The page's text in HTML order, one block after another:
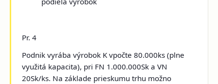
Pr. 4
Podnik vyrába výrobok K vpočte 80.000ks (plne
využitá kapacita), pri FN 1.000.000Sk a VN
20Sk/ks. Na základe prieskumu trhu možno